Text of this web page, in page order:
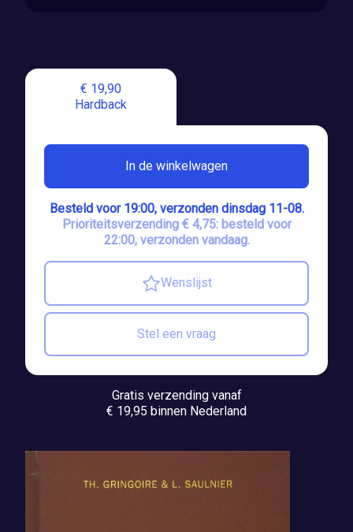
€ 19,90
Hardback
In de winkelwagen
Besteld voor 19:00, verzonden dinsdag 11-08.
Prioriteitsverzending € 4,75: besteld voor
22:00, verzonden vandaag.
Wenslijst
Stel een vraag
Gratis verzending vanaf
€ 19,95 binnen Nederland